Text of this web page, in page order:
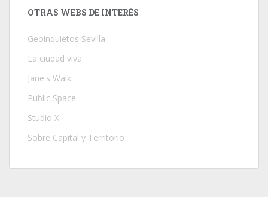
OTRAS WEBS DE INTERÉS
Geoinquietos Sevilla
La ciudad viva
Jane's Walk
Public Space
Studio X
Sobre Capital y Territorio